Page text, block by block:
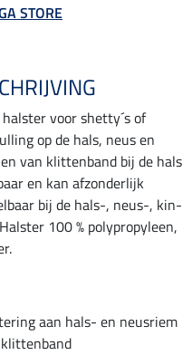
STORE
voor shetty´s of
op de hals, neus en
van klittenband bij de hals
en kan afzonderlijk
bij de hals-, neus-, kin-
100 % polypropyleen,
aan hals- en neusriem